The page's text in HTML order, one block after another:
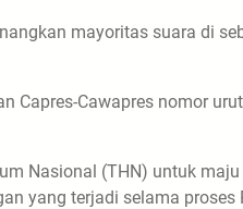
mayoritas suara di
Capres-Cawapres nomor
Nasional (THN) untuk
yang terjadi selama